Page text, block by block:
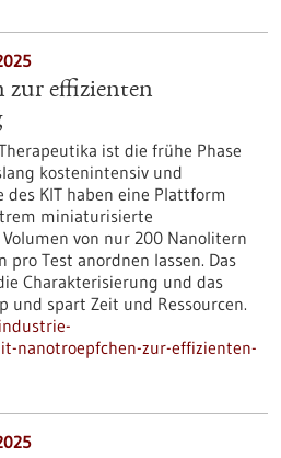
effizienten
ist die frühe Phase
kostenintensiv und
des KIT haben eine Plattform
miniaturisierte
von nur 200 Nanolitern
pro Test anordnen lassen. Das
Charakterisierung und das
und spart Zeit und Ressourcen.
nanotroepfchen-zur-effizienten-